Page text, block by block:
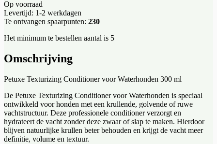
Op voorraad
Levertijd: 1-2 werkdagen
Te ontvangen spaarpunten: 230
Het minimum te bestellen aantal is 5
Omschrijving
Petuxe Texturizing Conditioner voor Waterhonden 300 ml
De Petuxe Texturizing Conditioner voor Waterhonden is speciaal
ontwikkeld voor honden met een krullende, golvende of ruwe
vachtstructuur. Deze professionele conditioner verzorgt en
hydrateert de vacht zonder deze zwaar of slap te maken. Hierdoor
blijven natuurlijke krullen beter behouden en krijgt de vacht meer
definitie, volume en textuur.